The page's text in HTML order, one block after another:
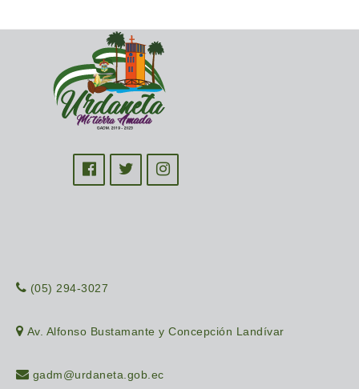
(05) 294-3027
Av. Alfonso Bustamante y Concepción Landívar
gadm@urdaneta.gob.ec